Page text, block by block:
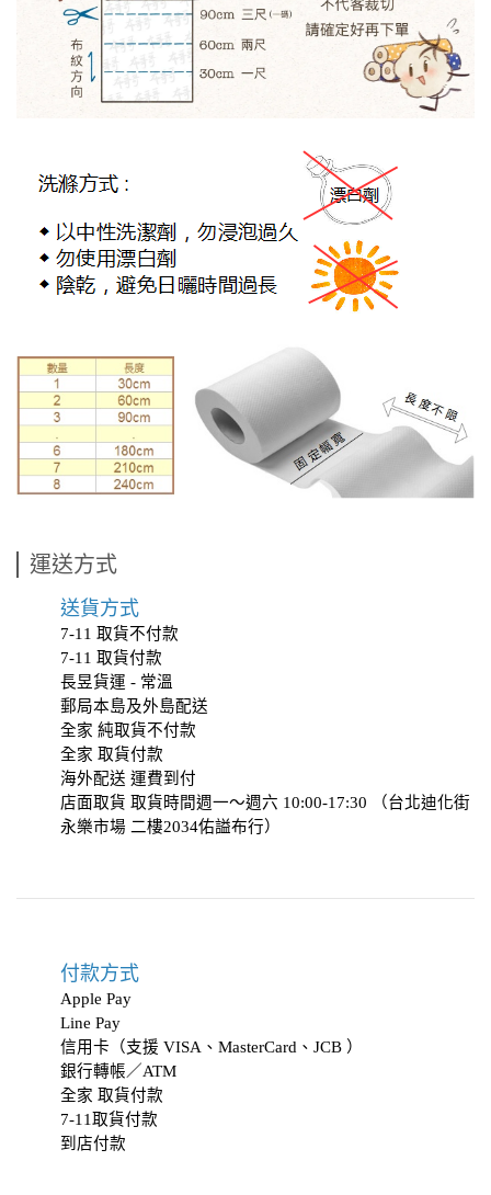
運送方式
送貨方式
7-11 取貨不付款
7-11 取貨付款
長昱貨運 - 常溫
郵局本島及外島配送
全家 純取貨不付款
全家 取貨付款
海外配送 運費到付
店面取貨 取貨時間週一～週六 10:00-17:30 （台北迪化街
永樂市場 二樓2034佑謚布行）
付款方式
Apple Pay
Line Pay
信用卡（支援 VISA、MasterCard、JCB ）
銀行轉帳／ATM
全家 取貨付款
7-11取貨付款
到店付款